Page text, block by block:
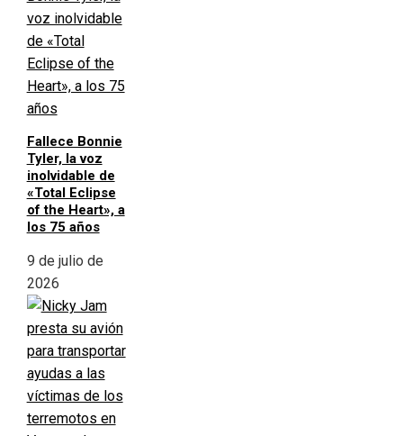
Fallece Bonnie
Tyler, la voz
inolvidable de
«Total Eclipse
of the Heart», a
los 75 años
9 de julio de
2026